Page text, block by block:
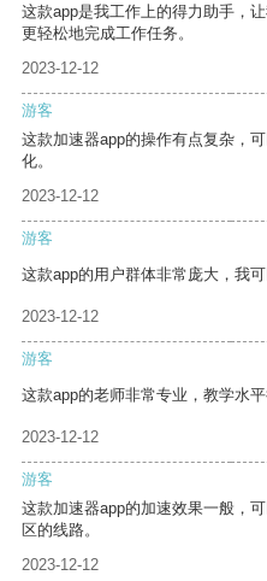
这款app是我工作上的得力助手，
更轻松地完成工作任务。
2023-12-12
游客
这款加速器app的操作有点复杂，
化。
2023-12-12
游客
这款app的用户群体非常庞大，我
2023-12-12
游客
这款app的老师非常专业，教学水
2023-12-12
游客
这款加速器app的加速效果一般，
区的线路。
2023-12-12